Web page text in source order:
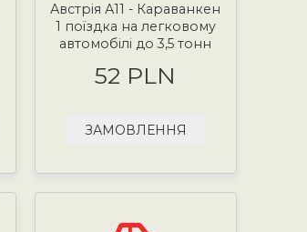
Австрія А11 - Караванкен
1 поїздка на легковому
автомобілі до 3,5 тонн
52 PLN
ЗАМОВЛЕННЯ